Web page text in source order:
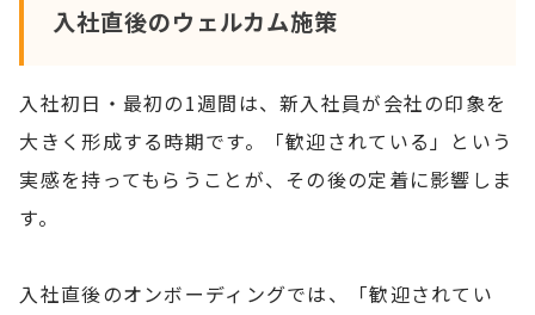
入社直後のウェルカム施策
入社初日・最初の1週間は、新入社員が会社の印象を
大きく形成する時期です。「歓迎されている」という
実感を持ってもらうことが、その後の定着に影響しま
す。
入社直後のオンボーディングでは、「歓迎されてい